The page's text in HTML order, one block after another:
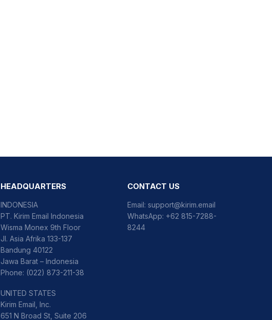
HEADQUARTERS
INDONESIA
PT. Kirim Email Indonesia
Wisma Monex 9th Floor
Jl. Asia Afrika 133-137
Bandung 40122
Jawa Barat – Indonesia
Phone: (022) 873-211-38
UNITED STATES
Kirim Email, Inc.
651 N Broad St, Suite 206
CONTACT US
Email: support@kirim.email
WhatsApp: +62 815-7288-
8244